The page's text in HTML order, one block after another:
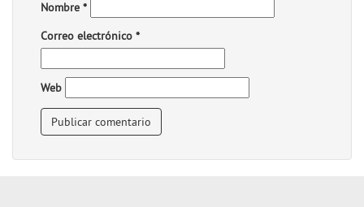
Nombre *
Correo electrónico *
Web